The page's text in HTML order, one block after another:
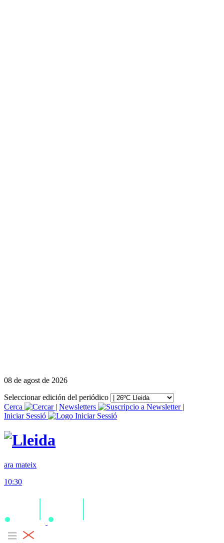
08 de agost de 2026
Seleccionar edición del periódico
Cerca
| Newsletters
|
Iniciar Sessió
ara mateix
10:30